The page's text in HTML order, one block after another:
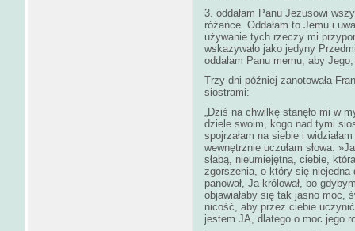
3. oddałam Panu Jezusowi
różańce. Oddałam to Jemu i
używanie tych rzeczy mi
wskazywało jako jedyny
oddałam Panu memu, aby
Trzy dni później zanotowała
siostrami:
„Dziś na chwilkę stanęło mi w
dziele swoim, kogo nad tymi
spojrzałam na siebie i
wewnętrznie uczułam słowa:
słabą, nieumiejętną, ciebie,
zgorszenia, o który się niejedna
panował, Ja królował, bo
objawiałaby się tak jasno moc,
nicość, aby przez ciebie
jestem JA, dlatego o moc jego